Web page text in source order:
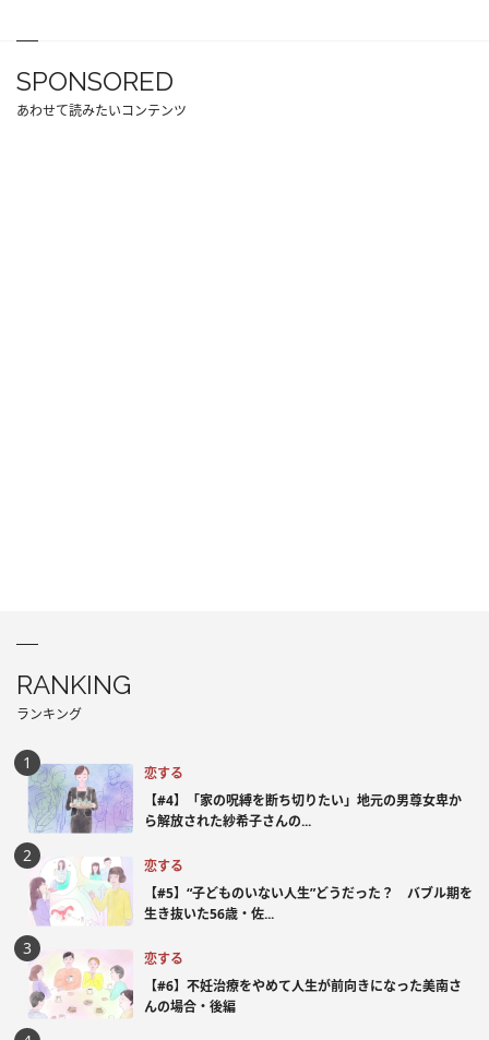
SPONSORED
あわせて読みたいコンテンツ
RANKING
ランキング
恋する
【#4】「家の呪縛を断ち切りたい」地元の男尊女卑か
ら解放された紗希子さんの...
恋する
【#5】“子どものいない人生”どうだった？ バブル期を
生き抜いた56歳・佐...
恋する
【#6】不妊治療をやめて人生が前向きになった美南さ
んの場合・後編